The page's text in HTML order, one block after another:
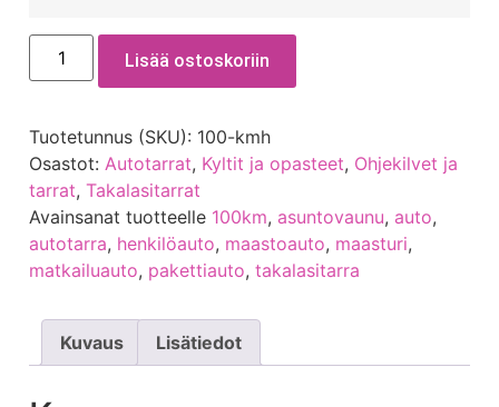
Lisää ostoskoriin
Tuotetunnus (SKU): 100-kmh
Osastot: Autotarrat, Kyltit ja opasteet, Ohjekilvet ja
tarrat, Takalasitarrat
Avainsanat tuotteelle 100km, asuntovaunu, auto,
autotarra, henkilöauto, maastoauto, maasturi,
matkailuauto, pakettiauto, takalasitarra
Kuvaus Lisätiedot